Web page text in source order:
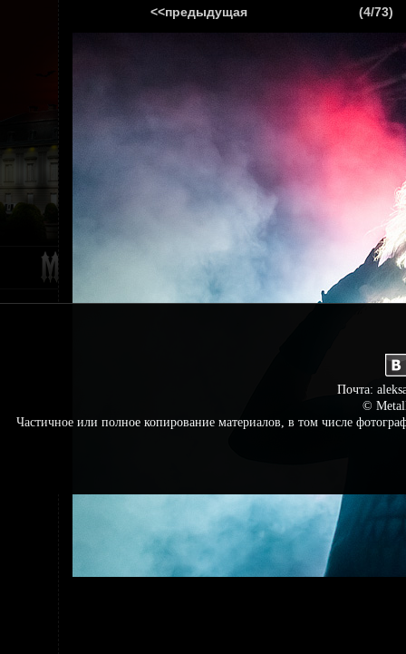
ГЛАВНАЯ
<<предыдущая (4/73)
Почта:
©
Частичное или полное копирование материалов, в том числе